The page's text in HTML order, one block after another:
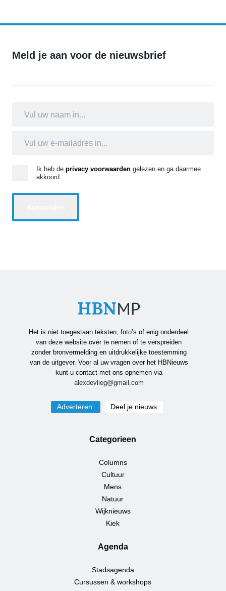
Meld je aan voor de nieuwsbrief
Ik heb de privacy voorwaarden gelezen en ga daarmee
akkoord.
Het is niet toegestaan teksten, foto’s of enig onderdeel
van deze website over te nemen of te verspreiden
zonder bronvermelding en uitdrukkelijke toestemming
van de uitgever. Voor al uw vragen over het HBNieuws
kunt u contact met ons opnemen via
alexdevlieg@gmail.com
Adverteren Deel je nieuws
Categorieen
Columns
Cultuur
Mens
Natuur
Wijknieuws
Kiek
Agenda
Stadsagenda
Cursussen & workshops